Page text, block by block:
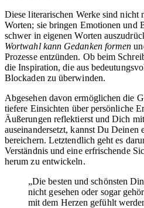
Diese literarischen Werke sind nicht
Worten; sie bringen Emotionen und
schwer in eigenen Worten
Wortwahl kann Gedanken formen
Prozesse entzünden. Ob beim
die Inspiration, die aus
Blockaden zu überwinden.
Abgesehen davon ermöglichen die
tiefere Einsichten über persönliche
Äußerungen reflektierst und Dich
auseinandersetzt, kannst Du Deinen
bereichern. Letztendlich geht es
Verständnis und eine erfrischende
herum zu entwickeln.
„Die besten und schönsten
nicht gesehen oder sogar
mit dem Herzen gefühlt